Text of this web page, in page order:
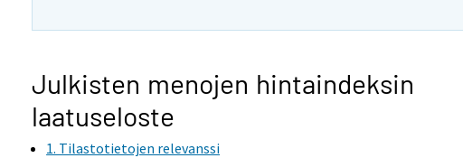
Julkisten menojen hintaindeksin
laatuseloste
1. Tilastotietojen relevanssi